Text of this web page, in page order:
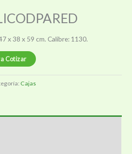
x 38 x 59 cm. Calibre: 1130.
Cotizar
Cajas